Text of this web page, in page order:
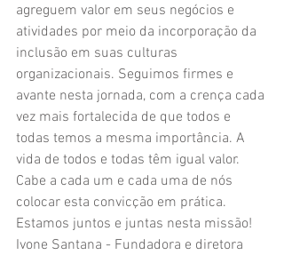
agreguem valor em seus negócios e
atividades por meio da incorporação da
inclusão em suas culturas
organizacionais. Seguimos firmes e
avante nesta jornada, com a crença cada
vez mais fortalecida de que todos e
todas temos a mesma importância. A
vida de todos e todas têm igual valor.
Cabe a cada um e cada uma de nós
colocar esta convicção em prática.
Estamos juntos e juntas nesta missão!
Ivone Santana - Fundadora e diretora